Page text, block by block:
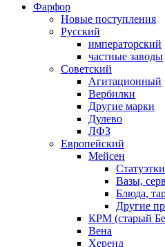
Фарфор
Новые поступления
Русский
императорский
частные заводы
Советский
Агитационный
Вербилки
Другие марки
Дулево
ЛФЗ
Европейский
Мейсен
Статуэтки
Вазы,
Блюда,
Другие
КРМ (старый
Вена
Херенд